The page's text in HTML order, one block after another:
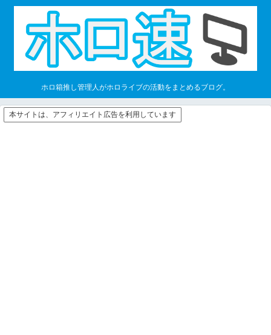
ホロ箱推し管理人がホロライブの活動をまとめるブログ。
本サイトは、アフィリエイト広告を利用しています